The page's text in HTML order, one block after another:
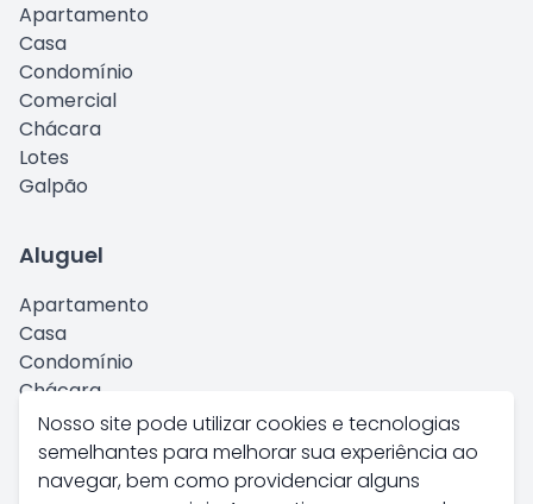
Nosso site pode utilizar cookies e tecnologias
semelhantes para melhorar sua experiência ao
navegar, bem como providenciar alguns
Apartamento
Casa
Condomínio
Comercial
Chácara
Lotes
Galpão
Aluguel
Apartamento
Casa
Condomínio
Chácara
Comercial
Kitnet
Galpão